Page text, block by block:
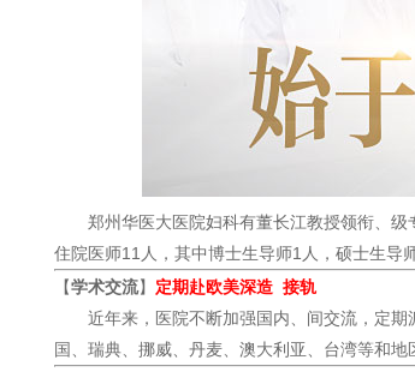
郑州华医大医院妇科有董长江教授领衔、级
住院医师11人，其中博士生导师1人，硕士生导
【学术交流】 定期赴欧美深造 接轨
近年来，医院不断加强国内、间交流，定期
国、瑞典、挪威、丹麦、澳大利亚、台湾等和